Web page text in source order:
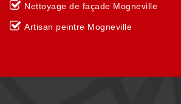
Nettoyage de façade Mogneville
Artisan peintre Mogneville